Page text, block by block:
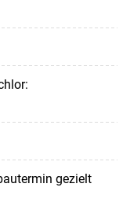
gezielt